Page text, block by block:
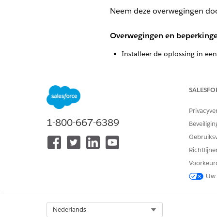
Neem deze overwegingen
Overwegingen en
Installeer de oplossing in
OPMERKINGDe
Klantenondersteuning van
De oplossing
automatisch verwijderd.
1-800-667-6389
Uw
Nederlands